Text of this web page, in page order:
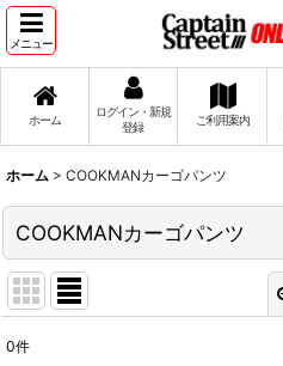
メニュー
ホーム
ログイン・新規
登録
ご利用案内
ホーム > COOKMANカーゴパンツ
COOKMANカーゴパンツ
0件